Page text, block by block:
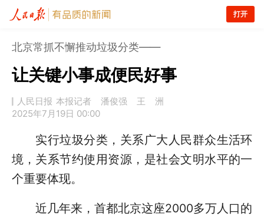
打开
北京常抓不懈推动垃圾分类——
让关键小事成便民好事
人民日报 本报记者 潘俊强 王 洲
2025年7月19日 00:00
实行垃圾分类，关系广大人民群众生活环
境，关系节约使用资源，是社会文明水平的一
个重要体现。
近几年来，首都北京这座2000多万人口的